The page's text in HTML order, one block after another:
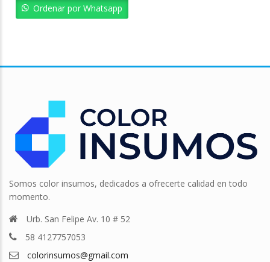
Ordenar por Whatsapp
Somos color insumos, dedicados a ofrecerte calidad en todo
momento.
Urb. San Felipe Av. 10 # 52
58 4127757053
colorinsumos@gmail.com